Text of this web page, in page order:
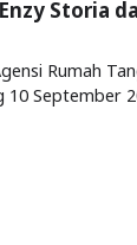
Storia
Rumah
September